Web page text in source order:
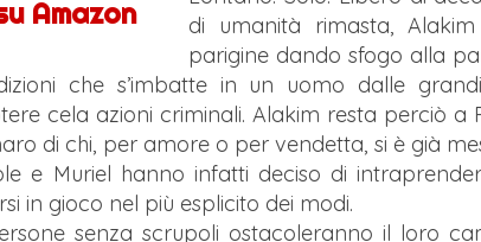
Amazon
di umanità rimasta,
parigine dando sfogo alla
che s’imbatte in un uomo dalle
cela azioni criminali. Alakim resta perciò a
di chi, per amore o per vendetta, si è già
e Muriel hanno infatti deciso di
in gioco nel più esplicito dei modi.
senza scrupoli ostacoleranno il loro